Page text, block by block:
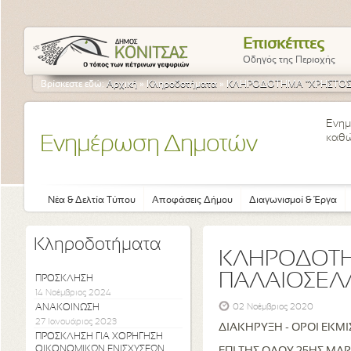
Επισκέπτες
Οδηγός της Περιοχής
Βρίσκεστε εδώ:Αρχική » Κληροδοτήματα » ΚΛΗΡΟΔΟΤΗΜΑ
Ενημέρωση Δημοτών
Νέα & Δελτία Τύπου Αποφάσεις Δήμου Διαγωνισμοί & Έργα
Κληροδοτήματα
ΠΡΟΣΚΛΗΣΗ
14 Νοέμβριος 2024
ΑΝΑΚΟΙΝΩΣΗ
27 Ιανουάριος 2023
ΠΡΟΣΚΛΗΣΗ ΓΙΑ ΧΟΡΗΓΗΣΗ
02 Νοέμβριος 2020
ΔΙΑΚΗΡΥΞΗ - ΟΡΟΙ